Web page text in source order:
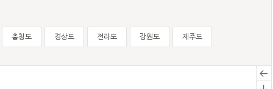
충청도 경상도 전라도 강원도 제주도